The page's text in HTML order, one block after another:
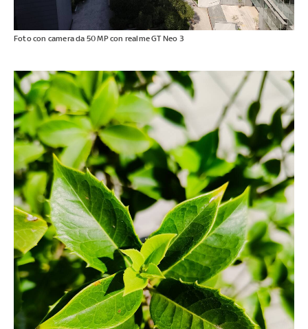
Foto con camera da 50 MP con realme GT Neo 3